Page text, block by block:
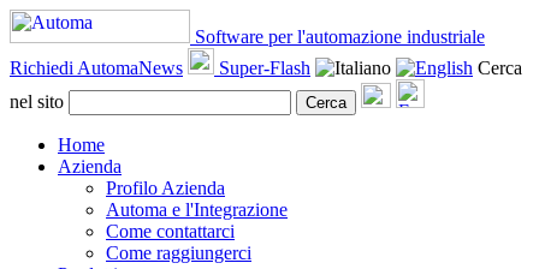
Software per l'automazione industriale
Richiedi AutomaNews
Super-Flash
Cerca
nel sito
Cerca
Home
Azienda
Profilo Azienda
Automa e l'Integrazione
Come contattarci
Come raggiungerci